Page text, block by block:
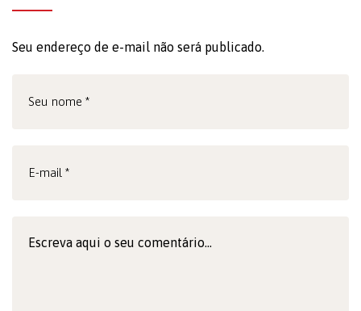
Seu endereço de e-mail não será publicado.